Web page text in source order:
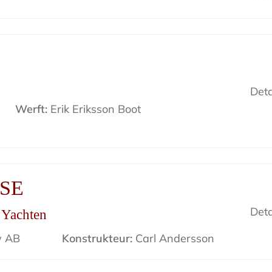
Werft:Erik Eriksson Boot
AB Konstrukteur:Carl Andersson